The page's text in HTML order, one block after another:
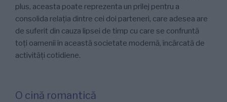
plus, aceasta poate reprezenta un prilej pentru a
consolida relația dintre cei doi parteneri, care adesea are
de suferit din cauza lipsei de timp cu care se confruntă
toți oamenii în această societate modernă, încărcată de
activități cotidiene.
O cină romantică